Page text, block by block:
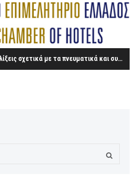
Ενημέρωση για τις εξελίξεις σχετικά με τα πνευματικά και συγγενικά δικαιώματα – η περίπτωση του ΟΣΔ «ΔΙΑΣ»